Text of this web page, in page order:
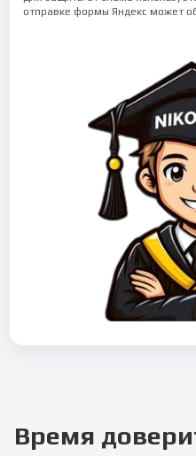
отправке формы Яндекс может
Время